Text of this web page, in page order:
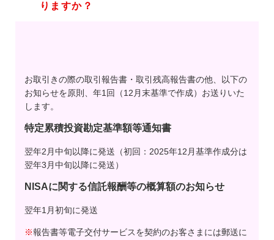
りますか？
お取引きの際の取引報告書・取引残高報告書の他、以下の
お知らせを原則、年1回（12月末基準で作成）お送りいた
します。
特定累積投資勘定基準額等通知書
翌年2月中旬以降に発送（初回：2025年12月基準作成分は
翌年3月中旬以降に発送）
NISAに関する信託報酬等の概算額のお知らせ
翌年1月初旬に発送
※報告書等電子交付サービスを契約のお客さまには郵送に